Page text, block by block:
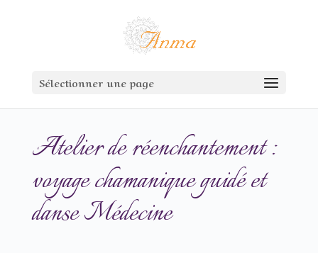
Sélectionner une page
Atelier de réenchantement :
voyage chamanique guidé et
danse Médecine